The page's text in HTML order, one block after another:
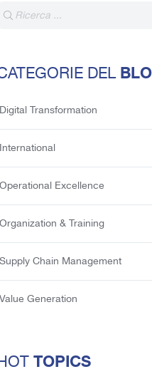
DEL
Digital Transformation
International
Operational Excellence
Organization & Training
Supply Chain Management
Value Generation
TOPICS